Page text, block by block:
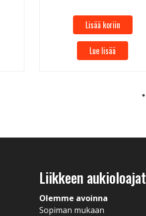
Lisää koriin
Lue lisää
Liikkeen aukioloajat
Olemme avoinna
Sopiman mukaan